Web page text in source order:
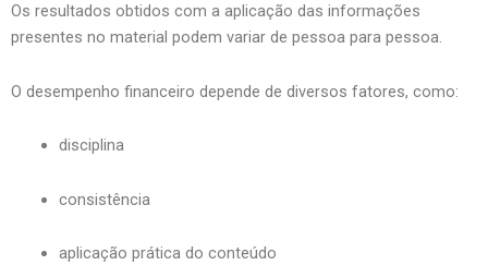
Os resultados obtidos com a aplicação das informações
presentes no material podem variar de pessoa para pessoa.
O desempenho financeiro depende de diversos fatores, como:
disciplina
consistência
aplicação prática do conteúdo